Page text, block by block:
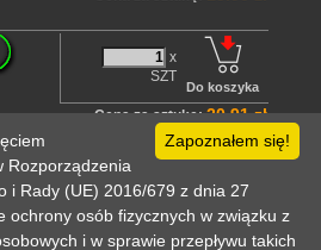
x
SZT
Cena za sztukę:20.91 zł
1 Następna
techniczne Politka prywatności
Zarejestruj Mój koszyk
Zapoznałem się!
Rozporządzenia
i Rady (UE) 2016/679 z dnia 27
ochrony osób fizycznych w związku z
i w sprawie przepływu takich